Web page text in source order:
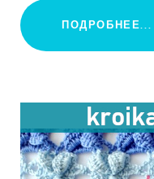
ПОДРОБНЕЕ...